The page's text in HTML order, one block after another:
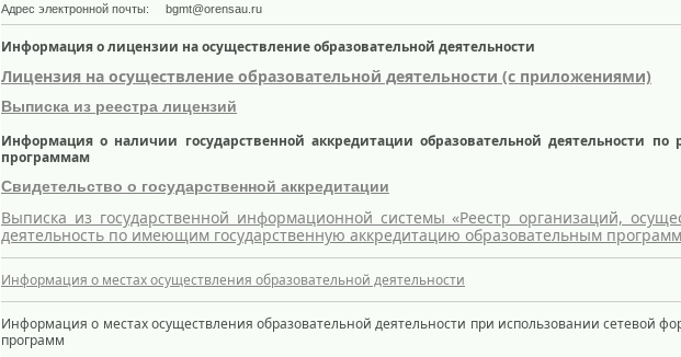
Адрес электронной почты:
bgmt@orensau.ru
Информация о лицензии на осуществление образовательной деятельности
Лицензия на осуществление образовательной деятельности (с приложениями)
Выписка из реестра лицензий
Информация о наличии государственной аккредитации образовательной деятельности
программам
Свидетельство о государственной аккредитации
Выписка из государственной информационной системы «Реестр организаций,
деятельность по имеющим государственную аккредитацию образовательным
Информация о местах осуществления образовательной деятельности
Информация о местах осуществления образовательной деятельности при использовании сетевой
программ